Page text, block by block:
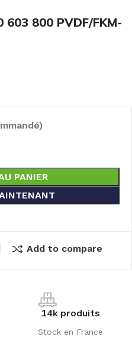
603 800 PVDF/FKM-
PANIER
Add to compare
14k produits
Stock en France